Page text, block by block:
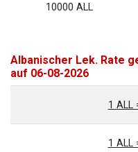
10000 ALL
Albanischer Lek. Rate
auf 06-08-2026
1 ALL
1 ALL